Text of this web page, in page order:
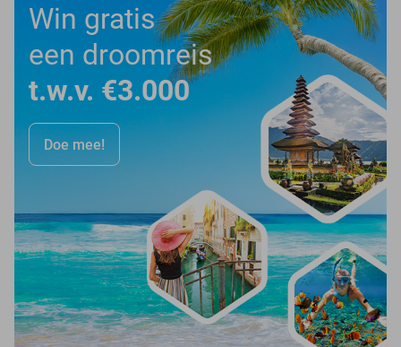
Win gratis
een droomreis
t.w.v. €3.000
Doe mee!